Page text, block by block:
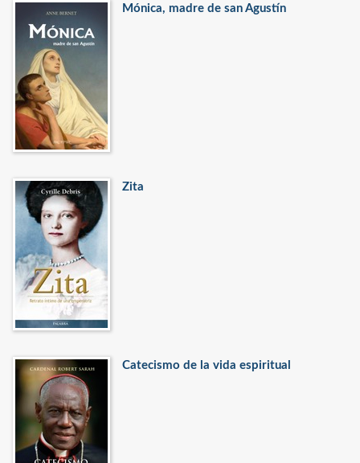
Mónica, madre de san Agustín
Zita
Catecismo de la vida espiritual